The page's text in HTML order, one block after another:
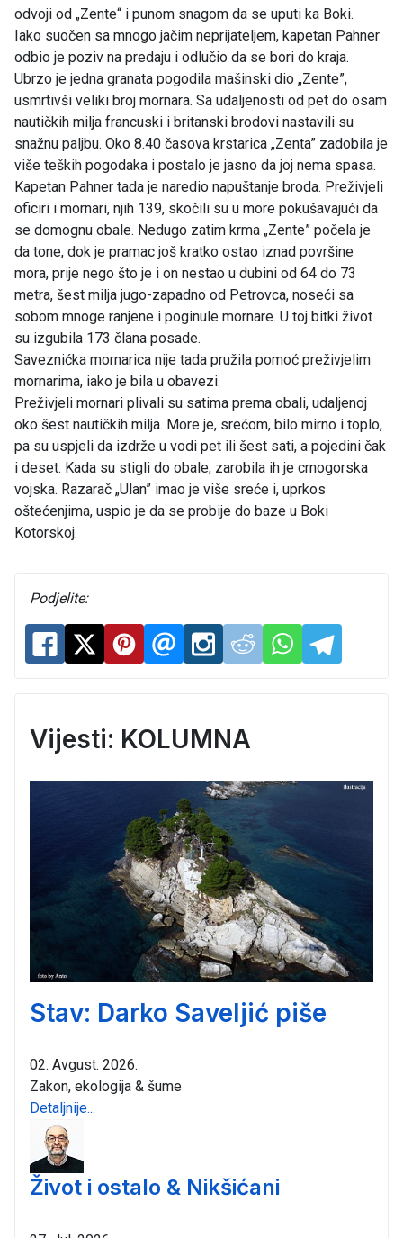
odvoji od „Zente“ i punom snagom da se uputi ka Boki.
Iako suočen sa mnogo jačim neprijateljem, kapetan Pahner
odbio je poziv na predaju i odlučio da se bori do kraja.
Ubrzo je jedna granata pogodila mašinski dio „Zente”,
usmrtivši veliki broj mornara. Sa udaljenosti od pet do osam
nautičkih milja francuski i britanski brodovi nastavili su
snažnu paljbu. Oko 8.40 časova krstarica „Zenta” zadobila je
više teških pogodaka i postalo je jasno da joj nema spasa.
Kapetan Pahner tada je naredio napuštanje broda. Preživjeli
oficiri i mornari, njih 139, skočili su u more pokušavajući da
se domognu obale. Nedugo zatim krma „Zente” počela je
da tone, dok je pramac još kratko ostao iznad površine
mora, prije nego što je i on nestao u dubini od 64 do 73
metra, šest milja jugo-zapadno od Petrovca, noseći sa
sobom mnoge ranjene i poginule mornare. U toj bitki život
su izgubila 173 člana posade.
Saveznićka mornarica nije tada pružila pomoć preživjelim
mornarima, iako je bila u obavezi.
Preživjeli mornari plivali su satima prema obali, udaljenoj
oko šest nautičkih milja. More je, srećom, bilo mirno i toplo,
pa su uspjeli da izdrže u vodi pet ili šest sati, a pojedini čak
i deset. Kada su stigli do obale, zarobila ih je crnogorska
vojska. Razarač „Ulan” imao je više sreće i, uprkos
oštećenjima, uspio je da se probije do baze u Boki
Kotorskoj.
Podjelite:
Vijesti: KOLUMNA
Stav: Darko Saveljić piše
02. Avgust. 2026.
Zakon, ekologija & šume
Detaljnije...
Život i ostalo & Nikšićani